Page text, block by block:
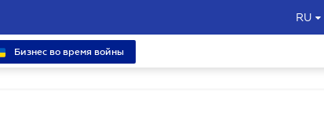
RU
Бизнес во время войны